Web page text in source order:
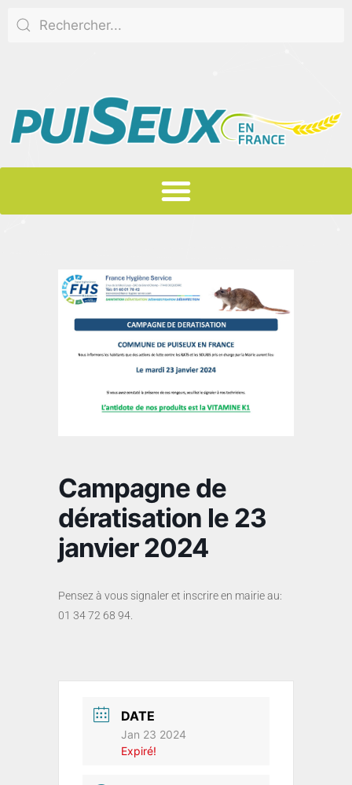
Campagne de
dératisation le 23
janvier 2024
Pensez à vous signaler et inscrire en mairie au:
01 34 72 68 94.
DATE
Jan 23 2024
Expiré!